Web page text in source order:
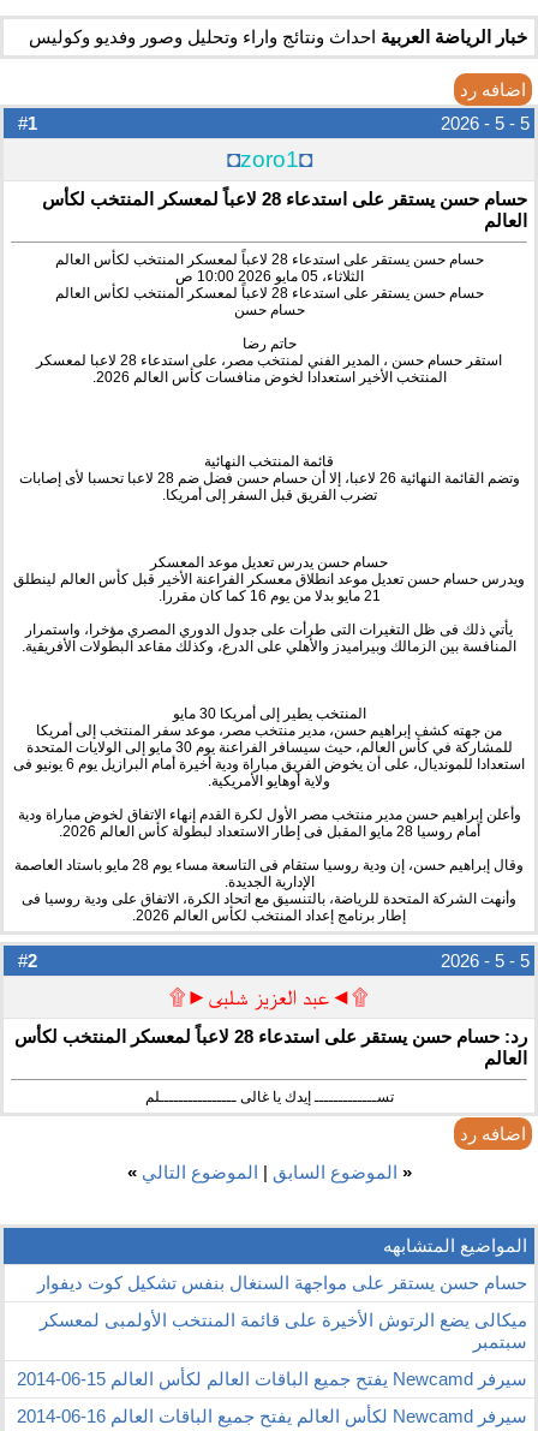
خبار الرياضة العربية احداث ونتائج واراء وتحليل وصور وفديو وكوليس
اضافه رد
1 5 - 5 - 2026
◘
zoro1
◘
حسام حسن يستقر على استدعاء 28 لاعباً لمعسكر المنتخب لكأس
العالم
حسام حسن يستقر على استدعاء 28 لاعباً لمعسكر المنتخب لكأس العالم
الثلاثاء، 05 مايو 2026 10:00 ص
حسام حسن يستقر على استدعاء 28 لاعباً لمعسكر المنتخب لكأس العالم
حسام حسن
حاتم رضا
استقر حسام حسن ، المدير الفني لمنتخب مصر، على استدعاء 28 لاعبا لمعسكر
المنتخب الأخير استعدادا لخوض منافسات كأس العالم 2026.
قائمة المنتخب النهائية
وتضم القائمة النهائية 26 لاعبا، إلا أن حسام حسن فضل ضم 28 لاعبا تحسبا لأى إصابات
تضرب الفريق قبل السفر إلى أمريكا.
حسام حسن يدرس تعديل موعد المعسكر
ويدرس حسام حسن تعديل موعد انطلاق معسكر الفراعنة الأخير قبل كأس العالم لينطلق
21 مايو بدلا من يوم 16 كما كان مقررا.
يأتي ذلك فى ظل التغيرات التى طرأت على جدول الدوري المصري مؤخرا، واستمرار
المنافسة بين الزمالك وبيراميدز والأهلي على الدرع، وكذلك مقاعد البطولات الأفريقية.
المنتخب يطير إلى أمريكا 30 مايو
من جهته كشف إبراهيم حسن، مدير منتخب مصر، موعد سفر المنتخب إلى أمريكا
للمشاركة في كأس العالم، حيث سيسافر الفراعنة يوم 30 مايو إلى الولايات المتحدة
استعدادا للمونديال، على أن يخوض الفريق مباراة ودية أخيرة أمام البرازيل يوم 6 يونيو فى
ولاية أوهايو الأمريكية.
وأعلن إبراهيم حسن مدير منتخب مصر الأول لكرة القدم إنهاء الاتفاق لخوض مباراة ودية
أمام روسيا 28 مايو المقبل فى إطار الاستعداد لبطولة كأس العالم 2026.
وقال إبراهيم حسن، إن ودية روسيا ستقام فى التاسعة مساء يوم 28 مايو باستاد العاصمة
الإدارية الجديدة.
وأنهت الشركة المتحدة للرياضة، بالتنسيق مع اتحاد الكرة، الاتفاق على ودية روسيا فى
إطار برنامج إعداد المنتخب لكأس العالم 2026.
2 5 - 5 - 2026
۩◄عبد العزيز شلبى►۩
رد: حسام حسن يستقر على استدعاء 28 لاعباً لمعسكر المنتخب لكأس
العالم
تســـــــــــــ إيدك يا غالى ــــــــــــــــلم
اضافه رد
« الموضوع السابق | الموضوع التالي »
المواضيع المتشابهه
حسام حسن يستقر على مواجهة السنغال بنفس تشكيل كوت ديفوار
ميكالى يضع الرتوش الأخيرة على قائمة المنتخب الأولمبى لمعسكر
سبتمبر
سيرفر Newcamd يفتح جميع الباقات العالم لكأس العالم 15-06-2014
سيرفر Newcamd لكأس العالم يفتح جميع الباقات العالم 16-06-2014